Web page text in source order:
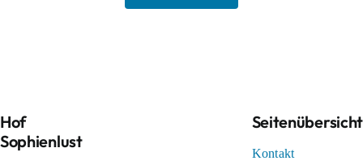
Hof
Sophienlust
Seitenübersicht
Kontakt